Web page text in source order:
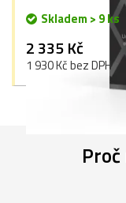
Skladem > 9 ks
2 335 Kč
1 930 Kč bez DPH
Proč